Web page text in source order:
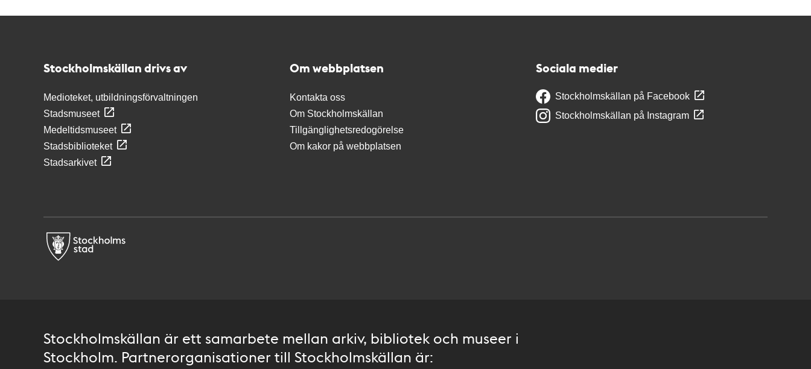
Stockholmskällan drivs av
Medioteket, utbildningsförvaltningen
Stadsmuseet
Medeltidsmuseet
Stadsbiblioteket
Stadsarkivet
Om webbplatsen
Kontakta oss
Om Stockholmskällan
Tillgänglighetsredogörelse
Om kakor på webbplatsen
Sociala medier
Stockholmskällan på Facebook
Stockholmskällan på Instagram
Stockholmskällan är ett samarbete mellan arkiv, bibliotek och museer i
Stockholm. Partnerorganisationer till Stockholmskällan är: